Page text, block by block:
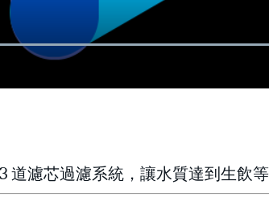
道濾芯過濾系統，讓水質達到生飲